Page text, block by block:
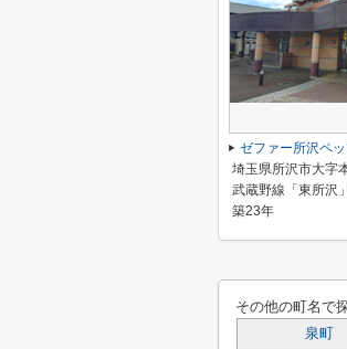
ゼファー所沢ペ
埼玉県所沢市大字
武蔵野線「東所沢
築23年
その他の町名で
泉町